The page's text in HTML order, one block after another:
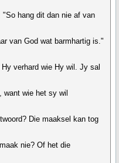
hang dit dan nie af van
van God wat barmhartig is."
verhard wie Hy wil. Jy sal
wie het sy wil
Die maaksel kan tog
nie? Of het die